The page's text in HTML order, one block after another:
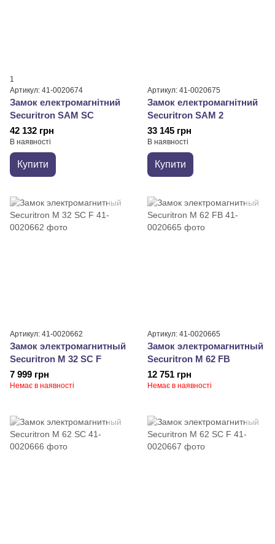
1
Артикул: 41-0020674
Замок електромагнітний
Securitron SAM SC
42 132 грн
В наявності
Купити
Артикул: 41-0020675
Замок електромагнітний
Securitron SAM 2
33 145 грн
В наявності
Купити
Артикул: 41-0020662
Замок электромагнитный
Securitron M 32 SC F
7 999 грн
Немає в наявності
Артикул: 41-0020665
Замок электромагнитный
Securitron M 62 FB
12 751 грн
Немає в наявності